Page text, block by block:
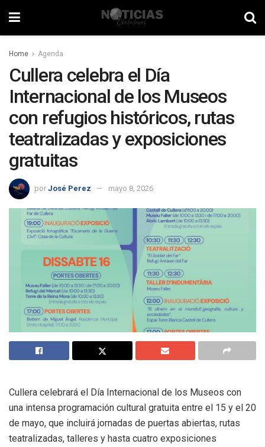
Home Agenda
Cullera celebra el Día
Internacional de los Museos
con refugios históricos, rutas
teatralizadas y exposiciones
gratuitas
por José Perez mayo 8, 2026
Cullera celebrará el Día Internacional de los Museos con
una intensa programación cultural gratuita entre el 15 y el 20
de mayo, que incluirá jornadas de puertas abiertas, rutas
teatralizadas, talleres y hasta cuatro exposiciones